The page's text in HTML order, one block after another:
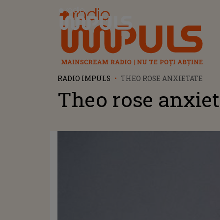
Radio Impuls
RADIO IMPULS THEO ROSE ANXIETATE
Theo rose